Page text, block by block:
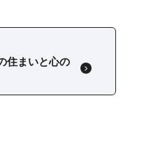
住まいと心の